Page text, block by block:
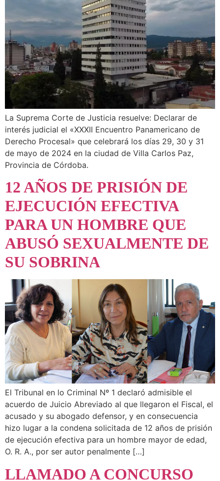
La Suprema Corte de Justicia resuelve: Declarar de
interés judicial el «XXXII Encuentro Panamericano de
Derecho Procesal» que celebrará los días 29, 30 y 31
de mayo de 2024 en la ciudad de Villa Carlos Paz,
Provincia de Córdoba.
12 AÑOS DE PRISIÓN DE
EJECUCIÓN EFECTIVA
PARA UN HOMBRE QUE
ABUSÓ SEXUALMENTE DE
SU SOBRINA
El Tribunal en lo Criminal Nº 1 declaró admisible el
acuerdo de Juicio Abreviado al que llegaron el Fiscal, el
acusado y su abogado defensor, y en consecuencia
hizo lugar a la condena solicitada de 12 años de prisión
de ejecución efectiva para un hombre mayor de edad,
O. R. A., por ser autor penalmente […]
LLAMADO A CONCURSO